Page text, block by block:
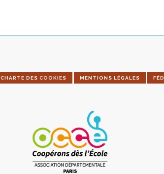
CHARTE DES COOKIES MENTIONS LÉGALES